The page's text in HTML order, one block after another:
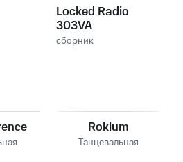
Locked Radio
303VA
сборник
Roklum
Танцевальная